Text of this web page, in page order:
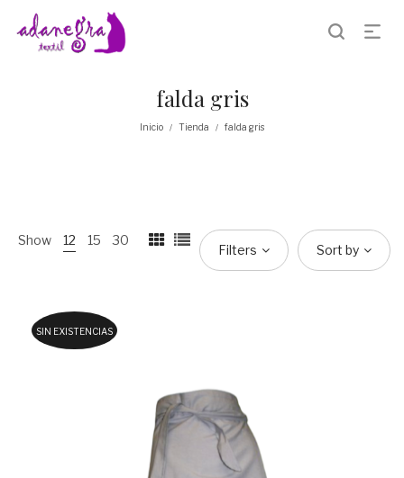
falda gris
Inicio / Tienda / falda gris
Show 12 15 30
Filters Sort by
SIN EXISTENCIAS